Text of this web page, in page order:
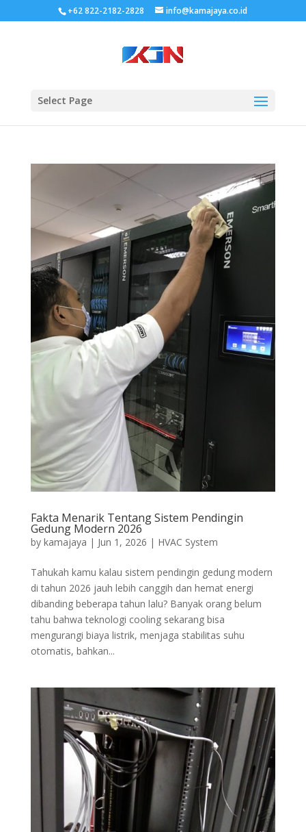
+62 822-2182-2828 info@kamajaya.co.id
Select Page
Fakta Menarik Tentang Sistem Pendingin
Gedung Modern 2026
by kamajaya | Jun 1, 2026 | HVAC System
Tahukah kamu kalau sistem pendingin gedung modern
di tahun 2026 jauh lebih canggih dan hemat energi
dibanding beberapa tahun lalu? Banyak orang belum
tahu bahwa teknologi cooling sekarang bisa
mengurangi biaya listrik, menjaga stabilitas suhu
otomatis, bahkan...